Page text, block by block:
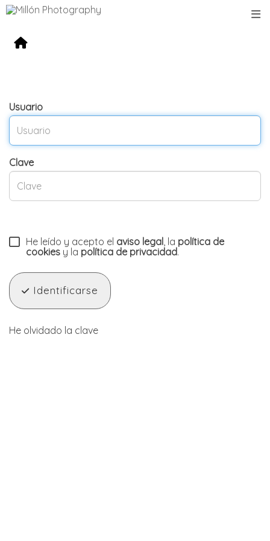
Usuario
Clave
He leído y acepto el aviso legal, la política de
cookies y la política de privacidad.
Identificarse
He olvidado la clave